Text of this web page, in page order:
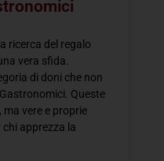
ricerca del regalo
vera sfida.
di doni che non
Queste
vere e proprie
chi apprezza la